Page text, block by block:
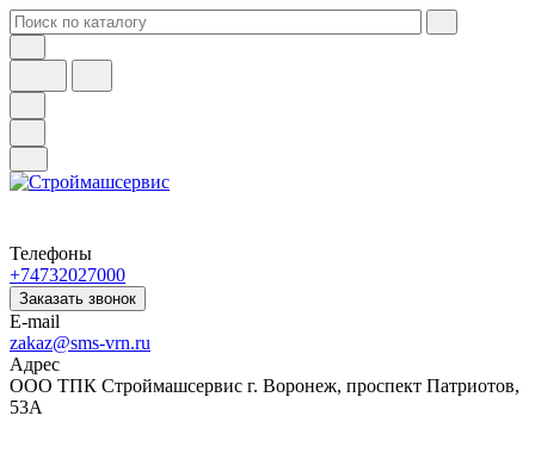
Телефоны
+74732027000
Заказать звонок
E-mail
zakaz@sms-vrn.ru
Адрес
ООО ТПК Строймашсервис г. Воронеж, проспект Патриотов,
53А